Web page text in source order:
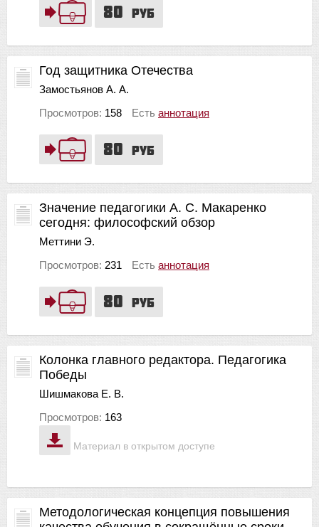
80 руб
80 руб
Год защитника Отечества
Замостьянов А. А.
Просмотров: 158 Есть аннотация
80 руб
Значение педагогики А. С. Макаренко
сегодня: философский обзор
Меттини Э.
Просмотров: 231 Есть аннотация
Материал в открытом доступе
Колонка главного редактора. Педагогика
Победы
Шишмакова Е. В.
Просмотров: 163
Методологическая концепция повышения